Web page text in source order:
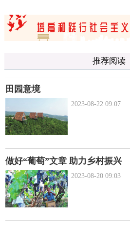
推荐阅读
田园意境
2023-08-22 09:07
做好“葡萄”文章 助力乡村振兴
2023-08-20 09:03